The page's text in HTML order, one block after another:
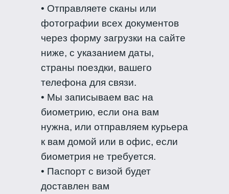
• Отправляете сканы или
фотографии всех документов
через форму загрузки на сайте
ниже, с указанием даты,
страны поездки, вашего
телефона для связи.
• Мы записываем вас на
биометрию, если она вам
нужна, или отправляем курьера
к вам домой или в офис, если
биометрия не требуется.
• Паспорт с визой будет
доставлен вам